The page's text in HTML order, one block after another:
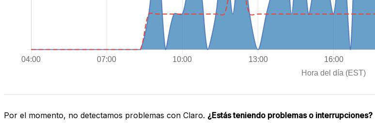
Por el momento, no detectamos problemas con Claro. ¿Estás teniendo problemas o interrupciones?